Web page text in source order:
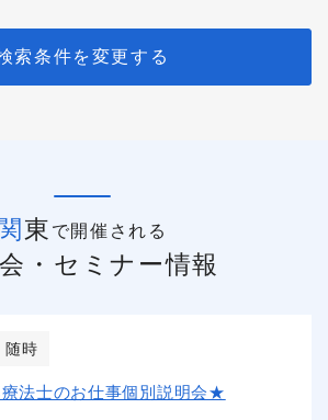
索条件を変更する
関東 で開催される
・セミナー情報
随時
法士のお仕事個別説明会★